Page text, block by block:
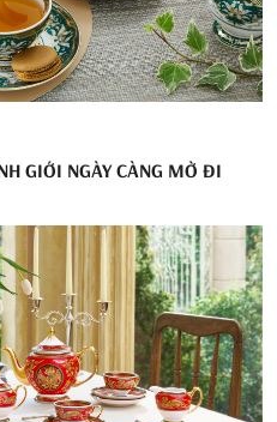
GIỚI NGÀY CÀNG MỜ ĐI